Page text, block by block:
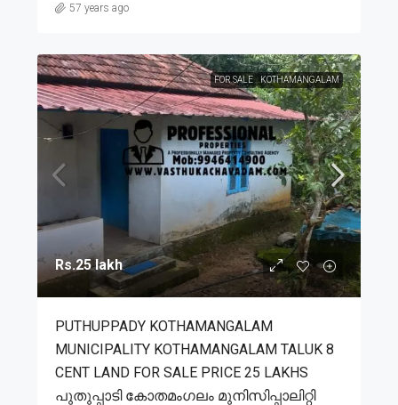
57 years ago
FOR SALE KOTHAMANGALAM
Rs.25 lakh
PUTHUPPADY KOTHAMANGALAM
MUNICIPALITY KOTHAMANGALAM TALUK 8
CENT LAND FOR SALE PRICE 25 LAKHS
പുതുപ്പാടി കോതമംഗലം മുനിസിപ്പാലിറ്റി